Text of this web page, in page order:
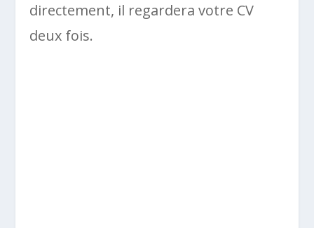
directement, il regardera votre CV
deux fois.